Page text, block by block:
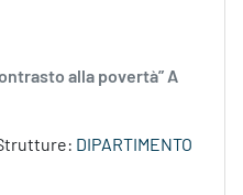
alla povertà” A
DIPARTIMENTO